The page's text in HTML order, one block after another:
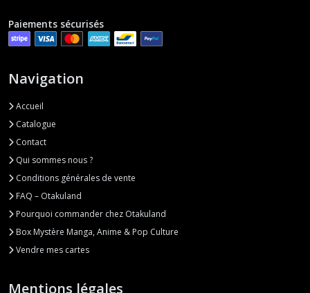
Paiements sécurisés
Navigation
Accueil
Catalogue
Contact
Qui sommes nous ?
Conditions générales de vente
FAQ – Otakuland
Pourquoi commander chez Otakuland
Box Mystère Manga, Anime & Pop Culture
Vendre mes cartes
Mentions légales